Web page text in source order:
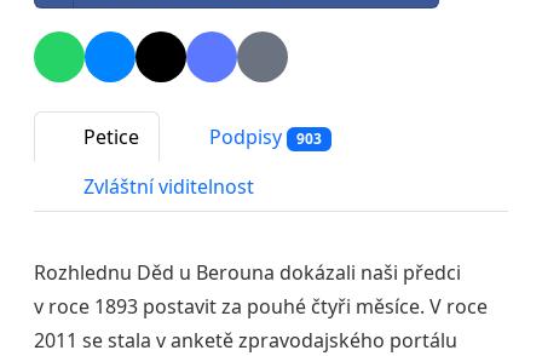
Petice Podpisy 903
Zvláštní viditelnost
Rozhlednu Děd u Berouna dokázali naši předci
v roce 1893 postavit za pouhé čtyři měsíce. V roce
2011 se stala v anketě zpravodajského portálu